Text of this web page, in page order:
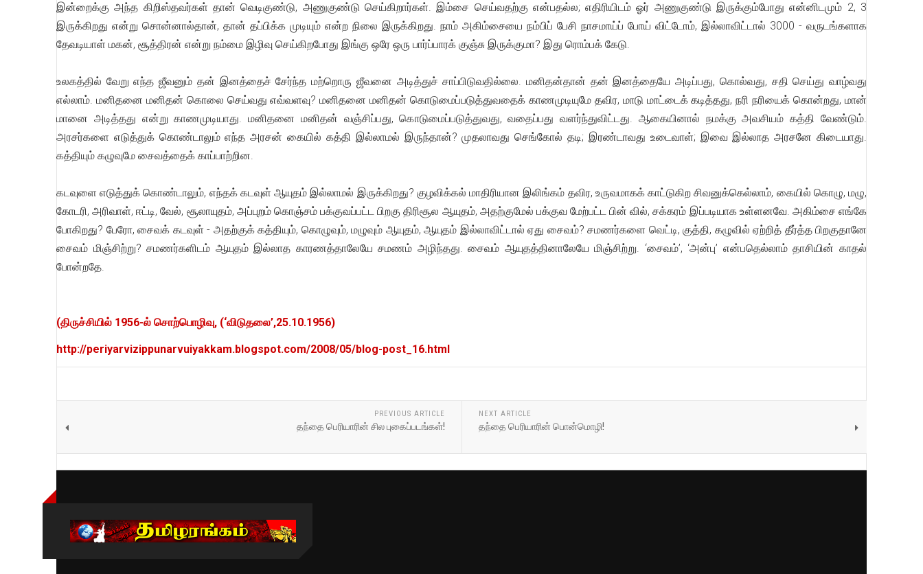
இன்றைக்கு அந்த கிறிஸ்தவர்கள் தான் வெடிகுண்டு, அணுகுண்டு செய்கிறார்கள். இம்சை செய்வதற்கு என்பதல்ல; எதிரியிடம் ஓர் அணுகுண்டு இருக்கும்போது என்னிடமும் 2, 3
இருக்கிறது என்று சொன்னால்தான், தான் தப்பிக்க முடியும் என்ற நிலை இருக்கிறது. நாம் அகிம்சையை நம்பிப் பேசி நாசமாய்ப் போய் விட்டோம், இல்லாவிட்டால் 3000 - வருடங்களாக
தேவடியாள் மகன், சூத்திரன் என்று நம்மை இழிவு செய்கிறபோது இங்கு ஒரே ஒரு பார்ப்பாரக் குஞ்சு இருக்குமா? இது ரொம்பக் கேடு.
உலகத்தில் வேறு எந்த ஜீவனும் தன் இனத்தைச் சேர்ந்த மற்றொரு ஜீவனை அடித்துச் சாப்பிடுவதில்லை. மனிதன்தான் தன் இனத்தையே அடிப்பது, கொல்வது, சதி செய்து வாழ்வது
எல்லாம். மனிதனை மனிதன் கொலை செய்வது எவ்வளவு? மனிதனை மனிதன் கொடுமைப்படுத்துவதைக் காணமுடியுமே தவிர, மாடு மாட்டைக் கடித்தது, நரி நரியைக் கொன்றது, மான்
மானை அடித்தது என்று காணமுடியாது. மனிதனை மனிதன் வஞ்சிப்பது, கொடுமைப்படுத்துவது, வதைப்பது வளர்ந்துவிட்டது. ஆகையினால் நமக்கு அவசியம் கத்தி வேண்டும்.
அரசர்களை எடுத்துக் கொண்டாலும் எந்த அரசன் கையில் கத்தி இல்லாமல் இருந்தான்? முதலாவது செங்கோல் தடி; இரண்டாவது உடைவாள்; இவை இல்லாத அரசனே கிடையாது.
கத்தியும் கழுவுமே சைவத்தைக் காப்பாற்றின.
கடவுளை எடுத்துக் கொண்டாலும், எந்தக் கடவுள் ஆயுதம் இல்லாமல் இருக்கிறது? குழவிக்கல் மாதிரியான இலிங்கம் தவிர, உருவமாகக் காட்டுகிற சிவனுக்கெல்லாம், கையில் கொழு, மழு,
கோடரி, அரிவாள், ஈட்டி, வேல், சூலாயுதம், அப்புறம் கொஞ்சம் பக்குவப்பட்ட பிறகு திரிசூல ஆயுதம், அதற்குமேல் பக்குவ மேற்பட்ட பின் வில், சக்கரம் இப்படியாக உள்ளனவே. அகிம்சை எங்கே
போகிறது? பேரோ, சைவக் கடவுள் - அதற்குக் கத்தியும், கொழுவும், மழுவும் ஆயுதம், ஆயுதம் இல்லாவிட்டால் ஏது சைவம்? சமணர்களை வெட்டி, குத்தி, கழுவில் ஏற்றித் தீர்த்த பிறகுதானே
சைவம் மிஞ்சிற்று? சமணர்களிடம் ஆயுதம் இல்லாத காரணத்தாலேயே சமணம் அழிந்தது. சைவம் ஆயுதத்தினாலேயே மிஞ்சிற்று. ‘சைவம்’, ‘அன்பு’ என்பதெல்லாம் தாசியின் காதல்
போன்றதே.
(திருச்சியில் 1956-ல் சொற்பொழிவு, (‘விடுதலை’,25.10.1956)
http://periyarvizippunarvuiyakkam.blogspot.com/2008/05/blog-post_16.html
PREVIOUS ARTICLE
தந்தை பெரியாரின் சில புகைப்படங்கள்!
NEXT ARTICLE
தந்தை பெரியாரின் பொன்மொழி!